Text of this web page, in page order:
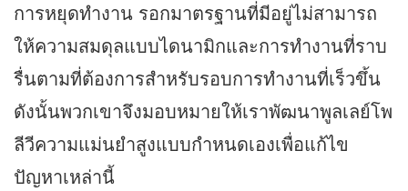
การหยุดทำงาน รอกมาตรฐานที่มีอยู่ไม่สามารถ
ให้ความสมดุลแบบไดนามิกและการทำงานที่ราบ
รื่นตามที่ต้องการสำหรับรอบการทำงานที่เร็วขึ้น
ดังนั้นพวกเขาจึงมอบหมายให้เราพัฒนาพูลเลย์โพ
ลีวีความแม่นยำสูงแบบกำหนดเองเพื่อแก้ไข
ปัญหาเหล่านี้